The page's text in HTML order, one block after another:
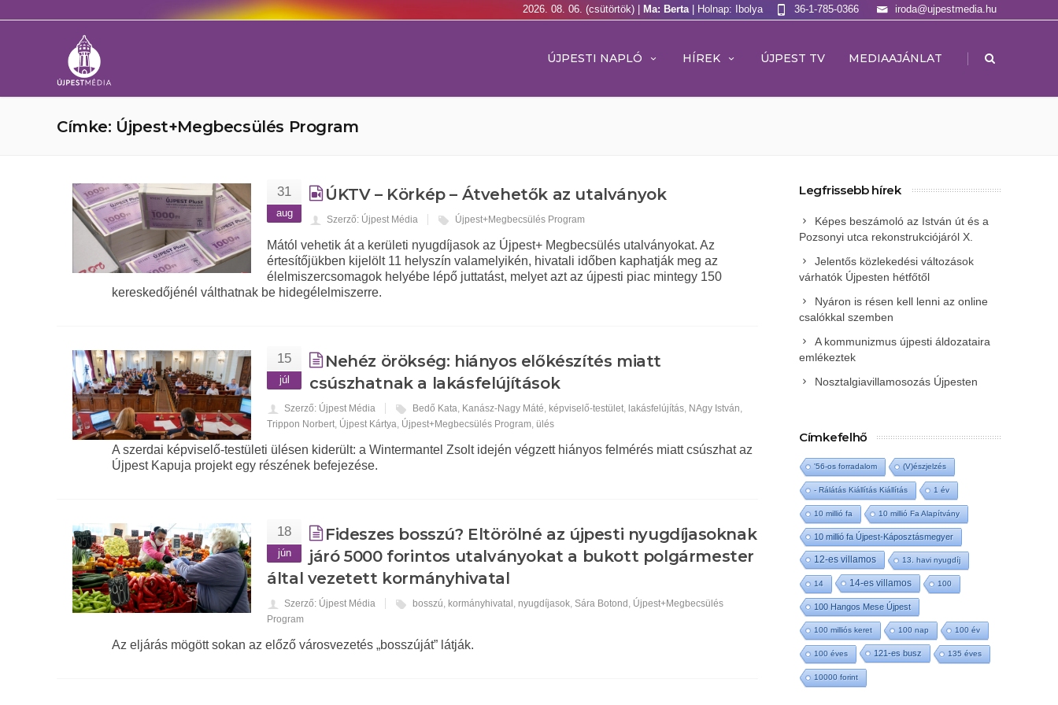
2026. 08. 06. (csütörtök) | Ma: Berta | Holnap: Ibolya iroda@ujpestmedia.hu
36-1-785-0366
ÚJPESTI NAPLÓ HÍREK ÚJPEST TV MEDIAAJÁNLAT |
Címke: Újpest+Megbecsülés Program
31
aug
ÚKTV – Körkép – Átvehetők az utalványok
Szerző: Újpest Média Újpest+Megbecsülés Program
Mától vehetik át a kerületi nyugdíjasok az Újpest+ Megbecsülés utalványokat. Az
értesítőjükben kijelölt 11 helyszín valamelyikén, hivatali időben kaphatják meg az
élelmiszercsomagok helyébe lépő juttatást, melyet azt az újpesti piac mintegy 150
kereskedőjénél válthatnak be hidegélelmiszerre.
15
júl
Nehéz örökség: hiányos előkészítés miatt
csúszhatnak a lakásfelújítások
Szerző: Újpest Média Bedő Kata, Kanász-Nagy Máté, képviselő-testület, lakásfelújítás, NAgy István,
Trippon Norbert, Újpest Kártya, Újpest+Megbecsülés Program, ülés
A szerdai képviselő-testületi ülésen kiderült: a Wintermantel Zsolt idején végzett hiányos felmérés miatt csúszhat az
Újpest Kapuja projekt egy részének befejezése.
18
jún
Fideszes bosszú? Eltörölné az újpesti nyugdíjasoknak
járó 5000 forintos utalványokat a bukott polgármester
által vezetett kormányhivatal
Szerző: Újpest Média bosszú, kormányhivatal , nyugdíjasok, Sára Botond , Újpest+Megbecsülés
Program
Az eljárás mögött sokan az előző városvezetés „bosszúját” látják.
Legfrissebb hírek
Képes beszámoló az István út és a
Pozsonyi utca rekonstrukciójáról X.
Jelentős közlekedési változások
várhatók Újpesten hétfőtől
Nyáron is résen kell lenni az online
csalókkal szemben
A kommunizmus újpesti áldozataira
emlékeztek
Nosztalgiavillamosozás Újpesten
Címkefelhő
'56-os forradalom (V)észjelzés
- Rálátás Kiállítás Kiállítás 1 év
10 millió fa 10 millió Fa Alapítvány
10 millió fa Újpest-Káposztásmegyer
12-es villamos 13. havi nyugdíj
14 14-es villamos 100
100 Hangos Mese Újpest
100 milliós keret 100 nap 100 év
100 éves 121-es busz 135 éves
10000 forint